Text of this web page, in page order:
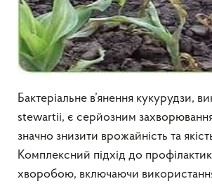
Бактеріальне в’янення кукурудзи,
stewartii, є серйозним
значно знизити врожайність та
Комплексний підхід до
хворобою, включаючи